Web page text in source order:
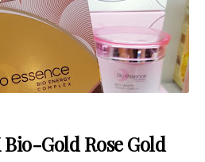
Gold Rose Gold